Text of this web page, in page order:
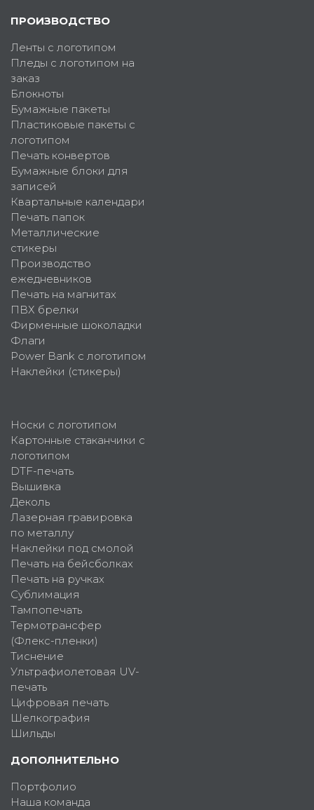
ПРОИЗВОДСТВО
Ленты с логотипом
Пледы с логотипом на
заказ
Блокноты
Бумажные пакеты
Пластиковые пакеты с
логотипом
Печать конвертов
Бумажные блоки для
записей
Квартальные календари
Печать папок
Металлические
стикеры
Производство
ежедневников
Печать на магнитах
ПВХ брелки
Фирменные шоколадки
Флаги
Power Bank с логотипом
Наклейки (стикеры)
Носки с логотипом
Картонные стаканчики с
логотипом
DTF-печать
Вышивка
Деколь
Лазерная гравировка
по металлу
Наклейки под смолой
Печать на бейсболках
Печать на ручках
Сублимация
Тампопечать
Термотрансфер
(Флекс-пленки)
Тиснение
Ультрафиолетовая UV-
печать
Цифровая печать
Шелкография
Шильды
ДОПОЛНИТЕЛЬНО
Портфолио
Наша команда